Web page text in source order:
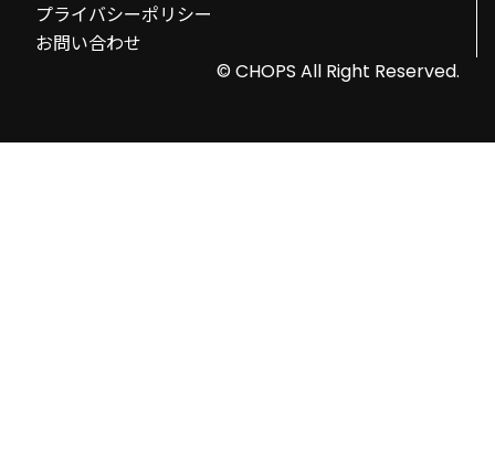
プライバシーポリシー
お問い合わせ
© CHOPS All Right Reserved.